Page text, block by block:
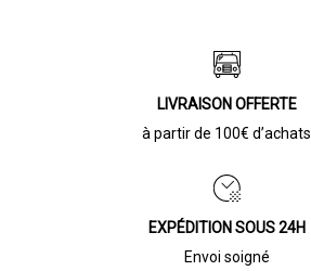
LIVRAISON OFFERTE
à partir de 100€ d’achats
EXPÉDITION SOUS 24H
Envoi soigné